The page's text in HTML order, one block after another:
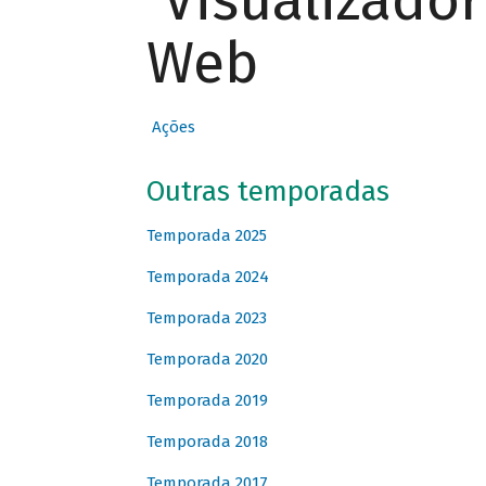
Web
Ações
Outras temporadas
Temporada 2025
Temporada 2024
Temporada 2023
Temporada 2020
Temporada 2019
Temporada 2018